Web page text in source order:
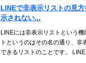
LINEで非表示リストの見
示されない...
LINEには非表示リストという
トというのはその名の通り、
できるリストのことです。